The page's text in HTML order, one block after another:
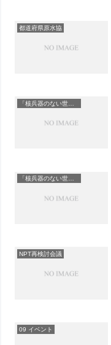
都道府県原水協
「核兵器のない世界を」
「核兵器のない世界を」
NPT再検討会議
09 イベント